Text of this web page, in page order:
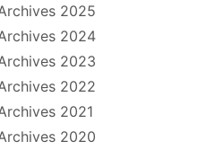
2025
2024
2023
2022
2021
2020